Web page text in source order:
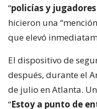
“policías y
hicieron una
que elevó
El dispositivo de
después, durante el
de julio en Atlanta.
“Estoy a punto de